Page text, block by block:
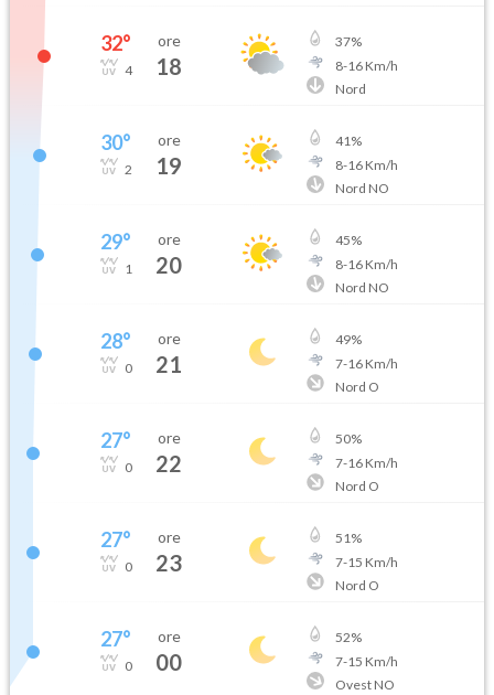
32°
4
ore
18
37%
8-16Km/h
Nord
30°
2
ore
19
41%
8-16Km/h
Nord NO
29°
1
ore
20
45%
8-16Km/h
Nord NO
28°
0
ore
21
49%
7-16Km/h
Nord O
27°
0
ore
22
50%
7-16Km/h
Nord O
27°
0
ore
23
51%
7-15 Km/h
Nord O
27°
0
ore
00
52%
7-15 Km/h
Ovest NO